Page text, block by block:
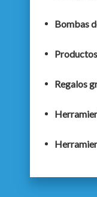
Bombas
Regalos